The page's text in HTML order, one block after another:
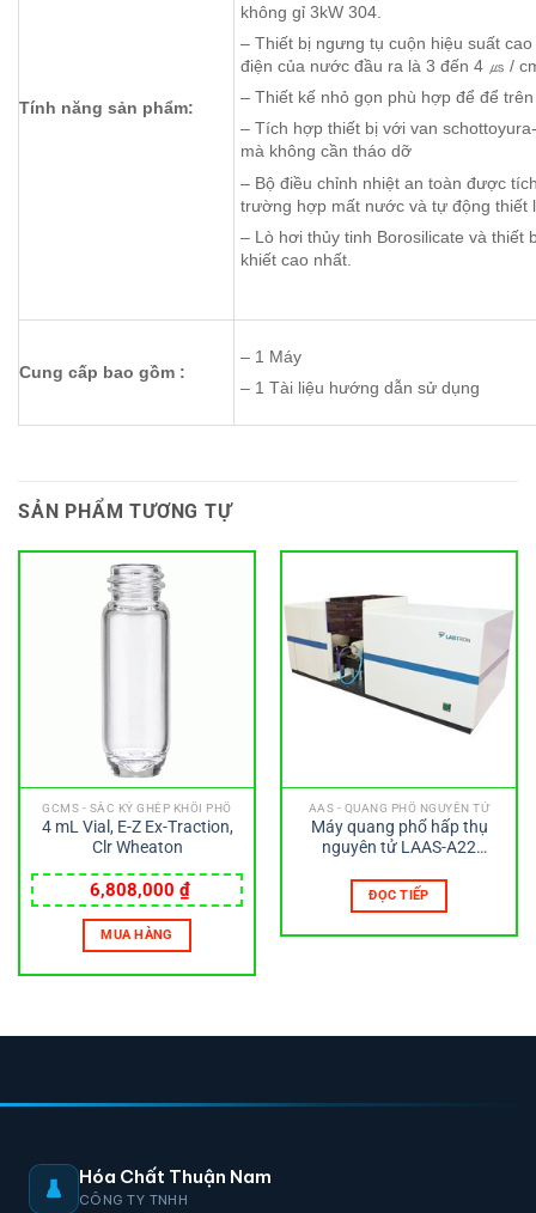
Tính năng sản phẩm:
không gỉ 3kW 304.
– Thiết bị ngưng tụ cuộn hiệu suất
điện của nước đầu ra là 3 đến 4 ㎲ /
– Thiết kế nhỏ gọn phù hợp để để
– Tích hợp thiết bị với van
mà không cần tháo dỡ
– Bộ điều chỉnh nhiệt an toàn được
trường hợp mất nước và tự động thiết
– Lò hơi thủy tinh Borosilicate và thiết
khiết cao nhất.
Cung cấp bao gồm :
– 1 Máy
– 1 Tài liệu hướng dẫn sử dụng
SẢN PHẨM TƯƠNG TỰ
GCMS - SẮC KÝ GHÉP KHỐI PHỔ
4 mL Vial, E-Z Ex-Traction,
Clr Wheaton
6,808,000 ₫
MUA HÀNG
AAS - QUANG PHỔ NGUYÊN TỬ
Máy quang phổ hấp thụ
nguyên tử LAAS-A22
ĐỌC TIẾP
Hóa Chất Thuận Nam
CÔNG TY TNHH